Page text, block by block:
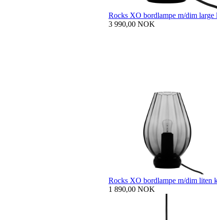
Rocks XO bordlampe m/dim large
3 990,00 NOK
Rocks XO bordlampe m/dim liten
1 890,00 NOK